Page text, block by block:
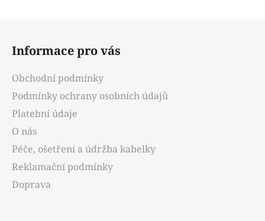
Informace pro vás
Obchodní podmínky
Podmínky ochrany osobních údajů
Platební údaje
O nás
Péče, ošetření a údržba kabelky
Reklamační podmínky
Doprava